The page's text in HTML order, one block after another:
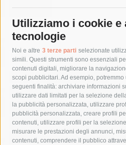
Utilizziamo i cookie e
tecnologie
Noi e altre 3 terze parti selezionate
simili. Questi strumenti sono essenziali
contenuti digitali, migliorare la
scopi pubblicitari. Ad esempio,
seguenti finalità: archiviare informazioni
utilizzare dati limitati per la selezione
la pubblicità personalizzata, utilizzare
pubblicità personalizzata, creare profili
contenuti, utilizzare profili per la
misurare le prestazioni degli annunci,
contenuti, comprendere il pubblico
Tag
acqua allerta meteo
anas
area marina protetta di punta
Asl Napoli 3 sud
capitaneria di
castellammare di stabia
comune di sorrento
concerto